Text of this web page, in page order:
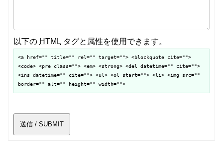
以下の HTML タグと属性を使用できます。
<a href="" title="" rel="" target=""> <blockquote cite="">
<code> <pre class=""> <em> <strong> <del datetime="" cite="">
<ins datetime="" cite=""> <ul> <ol start=""> <li> <img src=""
border="" alt="" height="" width="">
送信 / SUBMIT